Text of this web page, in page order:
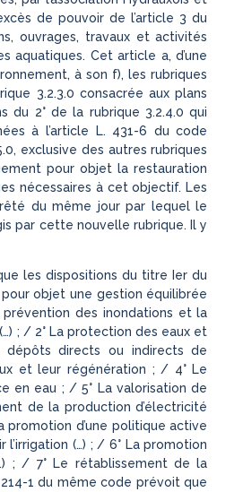
de pouvoir de l’article 3 du
ouvrages, travaux et activités
aquatiques. Cet article a, d’une
à son f), les rubriques
3.2.3.0 consacrée aux plans
du 2° de la rubrique 3.2.4.0 qui
à l’article L. 431-6 du code
exclusive des autres rubriques
pour objet la restauration
nécessaires à cet objectif. Les
du même jour par lequel le
par cette nouvelle rubrique. Il y
les dispositions du titre Ier du
objet une gestion équilibrée
des inondations et la
; / 2° La protection des eaux et
directs ou indirects de
et leur régénération ; / 4° Le
en eau ; / 5° La valorisation de
de la production d’électricité
promotion d’une politique active
(…) ; / 6° La promotion
; / 7° Le rétablissement de la
1 du même code prévoit que